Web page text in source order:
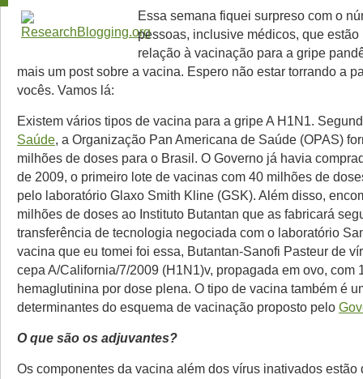
Essa semana fiquei surpreso com o
pessoas, inclusive médicos, que estão
relação à vacinação para a gripe
mais um post sobre a vacina. Espero não estar torrando a
vocês. Vamos lá:
Existem vários tipos de vacina para a gripe A H1N1.
Saúde, a Organização Pan Americana de Saúde (OPAS)
milhões de doses para o Brasil. O Governo já havia
de 2009, o primeiro lote de vacinas com 40 milhões de
pelo laboratório Glaxo Smith Kline (GSK). Além disso,
milhões de doses ao Instituto Butantan que as fabricará
transferência de tecnologia negociada com o laboratório
vacina que eu tomei foi essa, Butantan-Sanofi Pasteur de
cepa A/California/7/2009 (H1N1)v, propagada em ovo, com
hemaglutinina por dose plena. O tipo de vacina também é
determinantes do esquema de vacinação proposto pelo
O que são os adjuvantes?
Os componentes da vacina além dos vírus inativados estão